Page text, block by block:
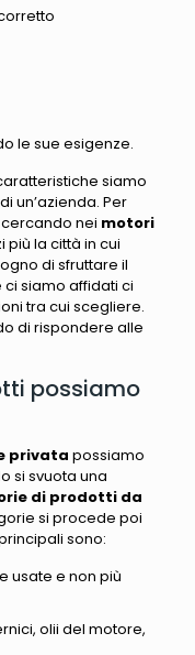
le sue esigenze.
siamo
un’azienda. Per
nei motori
la città in cui
di sfruttare il
siamo affidati ci
tra cui scegliere.
di rispondere alle
possiamo
privata possiamo
si svuota una
di prodotti da
si procede poi
sono:
usate e non più
olii del motore,